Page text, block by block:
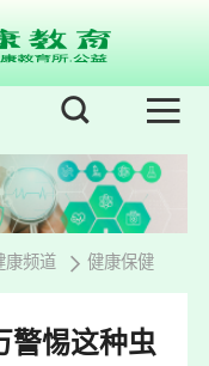
康频道 健康保健
警惕这种虫